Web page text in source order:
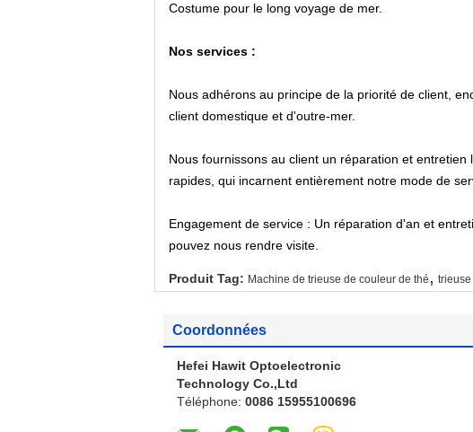
Costume pour le long voyage de mer.
Nos services :
Nous adhérons au principe de la priorité de client,
client domestique et d'outre-mer.
Nous fournissons au client un réparation et
rapides, qui incarnent entièrement notre mode de
Engagement de service : Un réparation d'an et
pouvez nous rendre visite.
Produit Tag: Machine de trieuse de couleur de thé ,
Coordonnées
Hefei Hawit Optoelectronic
Technology Co.,Ltd
Téléphone: 0086 15955100696